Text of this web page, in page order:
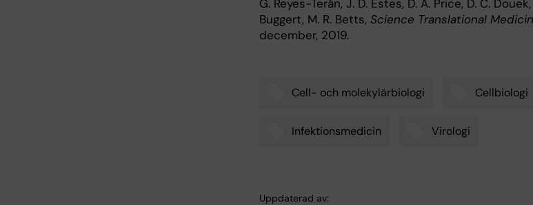
G. Reyes-Terán, J. D. Estes, D. A. Price, D. C.
Buggert, M. R. Betts, Science Translational
december, 2019.
Cell- och molekylärbiologi Cellbiologi
Infektionsmedicin Virologi
Uppdaterad av: